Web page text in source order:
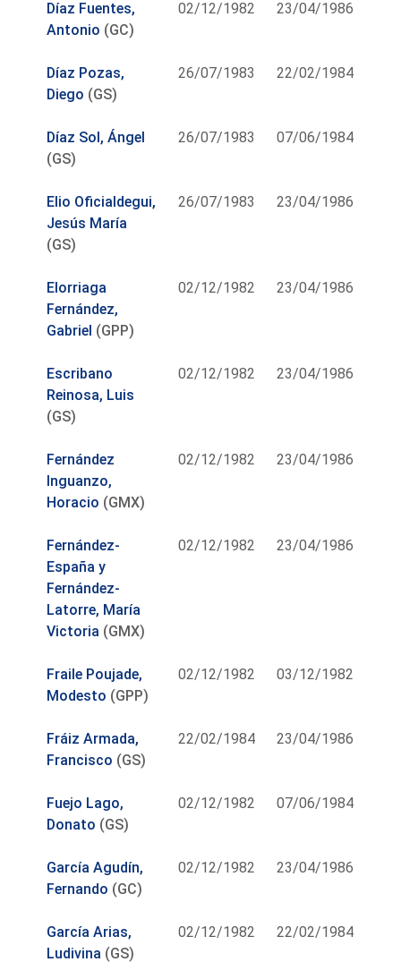
Díaz Fuentes,
Antonio (GC)
02/12/1982 23/04/1986
Díaz Pozas,
Diego (GS)
26/07/1983 22/02/1984
Díaz Sol, Ángel
(GS)
26/07/1983 07/06/1984
Elio Oficialdegui,
Jesús María
(GS)
26/07/1983 23/04/1986
Elorriaga
Fernández,
Gabriel (GPP)
02/12/1982 23/04/1986
Escribano
Reinosa, Luis
(GS)
02/12/1982 23/04/1986
Fernández
Inguanzo,
Horacio (GMX)
02/12/1982 23/04/1986
Fernández-
España y
Fernández-
Latorre, María
Victoria (GMX)
02/12/1982 23/04/1986
Fraile Poujade,
Modesto (GPP)
02/12/1982 03/12/1982
Fráiz Armada,
Francisco (GS)
22/02/1984 23/04/1986
Fuejo Lago,
Donato (GS)
02/12/1982 07/06/1984
García Agudín,
Fernando (GC)
02/12/1982 23/04/1986
García Arias,
Ludivina (GS)
02/12/1982 22/02/1984